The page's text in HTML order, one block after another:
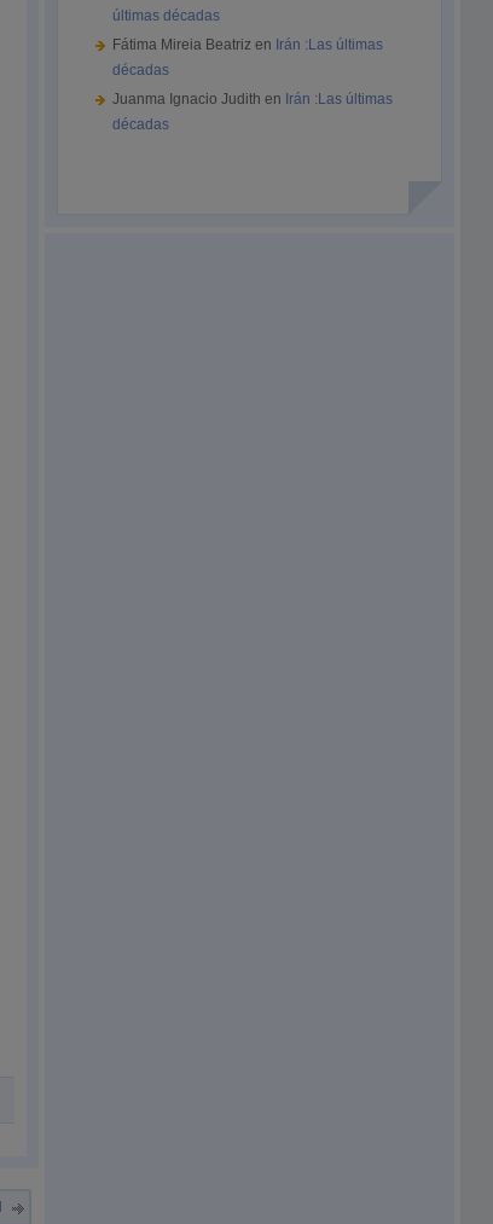
últimas décadas
Fátima Mireia Beatriz en Irán :Las últimas
décadas
Juanma Ignacio Judith en Irán :Las últimas
décadas